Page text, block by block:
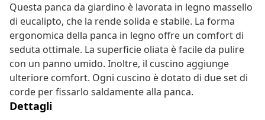
Questa panca da giardino è lavorata in legno massello
di eucalipto, che la rende solida e stabile. La forma
ergonomica della panca in legno offre un comfort di
seduta ottimale. La superficie oliata è facile da pulire
con un panno umido. Inoltre, il cuscino aggiunge
ulteriore comfort. Ogni cuscino è dotato di due set di
corde per fissarlo saldamente alla panca.
Dettagli